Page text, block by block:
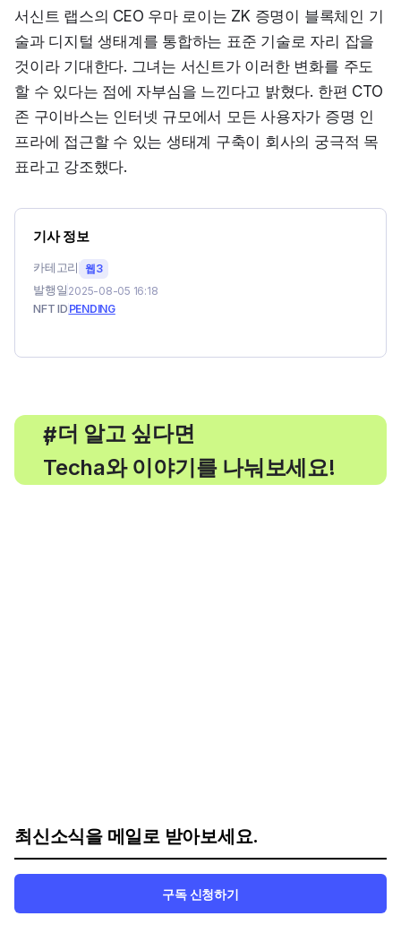
서신트 랩스의 CEO 우마 로이는 ZK 증명이 블록체인 기
술과 디지털 생태계를 통합하는 표준 기술로 자리 잡을
것이라 기대한다. 그녀는 서신트가 이러한 변화를 주도
할 수 있다는 점에 자부심을 느낀다고 밝혔다. 한편 CTO
존 구이바스는 인터넷 규모에서 모든 사용자가 증명 인
프라에 접근할 수 있는 생태계 구축이 회사의 궁극적 목
표라고 강조했다.
기사 정보
카테고리 웹3
발행일 2025-08-05 16:18
NFT ID PENDING
#
, 더 알고 싶다면
Techa와 이야기를 나눠보세요!
최신소식을 메일로 받아보세요.
구독 신청하기